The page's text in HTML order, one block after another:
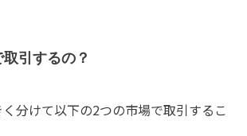
引するの？
分けて以下の2つの市場で取引するこ